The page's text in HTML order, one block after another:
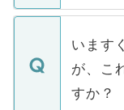
関を公に
に、医
みを人
ています。
定を承諾
の辞退
ますの
個人情報
で、ご
などで
ご本人
支援を
います
が、こ
すか？